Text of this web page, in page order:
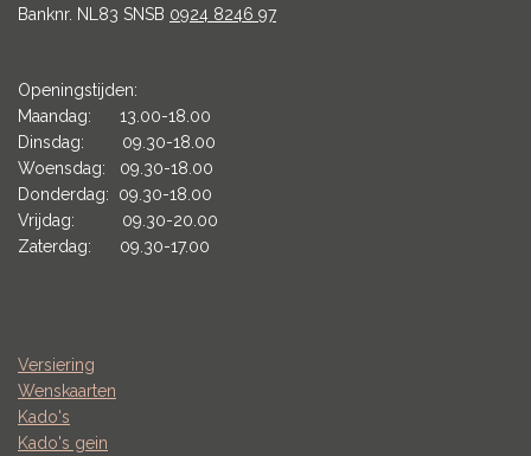
Banknr. NL83 SNSB 0924 8246 97
Openingstijden:
Maandag: 13.00-18.00
Dinsdag: 09.30-18.00
Woensdag: 09.30-18.00
Donderdag: 09.30-18.00
Vrijdag: 09.30-20.00
Zaterdag: 09.30-17.00
Versiering
Wenskaarten
Kado's
Kado's gein